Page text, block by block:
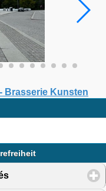
Brasserie Kunsten
click to expand